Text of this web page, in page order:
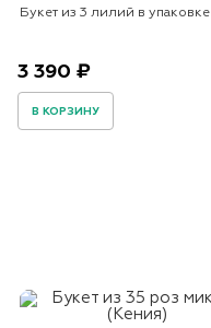
Букет из 3 лилий в упаковке
3 390 ₽
В КОРЗИНУ